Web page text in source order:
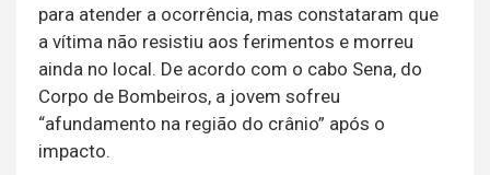
para atender a ocorrência, mas constataram que
a vítima não resistiu aos ferimentos e morreu
ainda no local. De acordo com o cabo Sena, do
Corpo de Bombeiros, a jovem sofreu
“afundamento na região do crânio” após o
impacto.